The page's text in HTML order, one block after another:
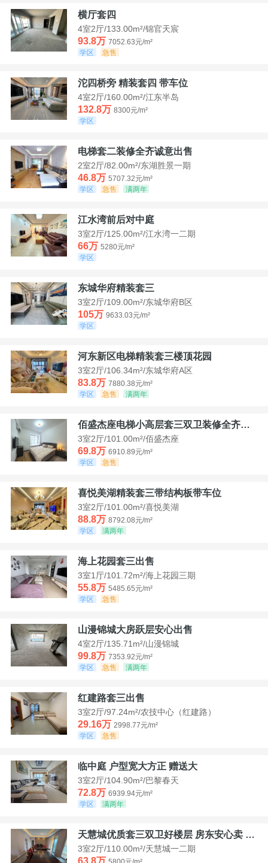
横厅套四
4室2厅/133.00m²/锦官天宸
93.8万 7052.63元/m²
学区
急售
沱四桥旁 精装套四 带车位
4室2厅/160.00m²/江东半岛
132.8万 8300元/m²
学区
电梯套二装修全齐诚意出售
2室2厅/82.00m²/东湖胜景一期
46.8万 5707.32元/m²
学区
急售 满两年
江水湾前后对中庭
3室2厅/125.00m²/江水湾一二期
66万 5280元/m²
学区
东城华府精装套三
3室2厅/109.00m²/东城华府B区
105万 9633.03元/m²
学区
河东新区电梯精装套三楼顶花园
3室2厅/106.34m²/东城华府A区
83.8万 7880.38元/m²
学区
急售 满两年
佰盛杰座电梯小高层套三双卫装修全齐诚意出售
3室2厅/101.00m²/佰盛杰座
69.8万 6910.89元/m²
学区
急售
喜悦美湖精装套三带结构板带车位
3室2厅/101.00m²/喜悦美湖
88.8万 8792.08元/m²
学区
满两年
海上花园套三出售
3室1厅/101.72m²/海上花园三期
55.8万 5485.65元/m²
学区
急售
山漫锦城大房跃层安心出售
4室2厅/135.71m²/山漫锦城
99.8万 7353.92元/m²
学区
急售 满两年
红建路套三出售
3室2厅/97.24m²/农技中心（红建路）
29.16万 2998.77元/m²
学区
急售
临中庭 户型宽大方正 赠送大
3室2厅/104.90m²/巴黎春天
72.8万 6939.94元/m²
学区
满两年
天慧城优质套三双卫好楼层 房东安心卖 价格好谈
3室2厅/110.00m²/天慧城一二期
63.8万